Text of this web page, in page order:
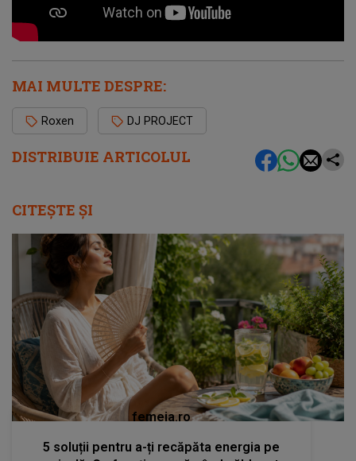
DISTRIBUIE ARTICOLUL
MAI MULTE DESPRE:
Roxen DJ PROJECT
CITEȘTE ȘI
femeia.ro
5 soluții pentru a-ți recăpăta energia pe